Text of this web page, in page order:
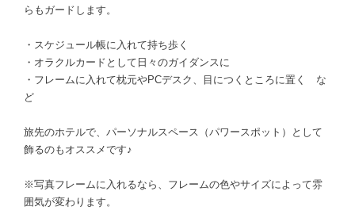
らもガードします。
・スケジュール帳に入れて持ち歩く
・オラクルカードとして日々のガイダンスに
・フレームに入れて枕元やPCデスク、目につくところに置く な
ど
旅先のホテルで、パーソナルスペース（パワースポット）として
飾るのもオススメです♪
※写真フレームに入れるなら、フレームの色やサイズによって雰
囲気が変わります。